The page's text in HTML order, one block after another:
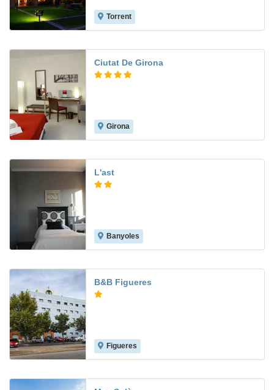
Torrent
Ciutat De Girona
Girona
L'ast
Banyoles
B&B Figueres
Figueres